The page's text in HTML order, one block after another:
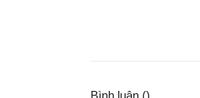
Bình luận ()